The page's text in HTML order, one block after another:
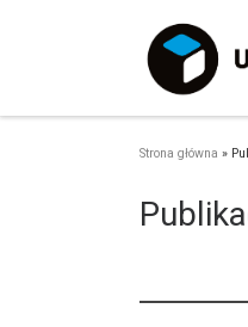
Strona główna »